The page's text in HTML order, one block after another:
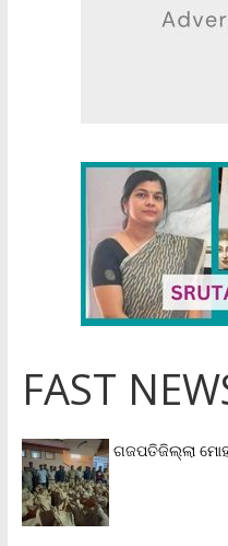
FAST
ଗଜପତିଜିଲ୍ଲା